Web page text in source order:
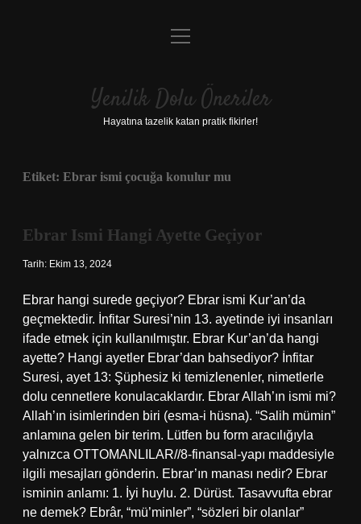
Anasayfa
Yasal Uyarı
menüyü
Yenilik Dolu Öneriler
Hayatına tazelik katan pratik fikirler!
Etiket: Ebrar ismi çocuğa konulur mu
Ebrar Ismi Hangi Ayette Geçiyor
Tarih: Ekim 13, 2024
Ebrar hangi surede geçiyor? Ebrar ismi Kur’an’da
geçmektedir. İnfitar Suresi’nin 13. ayetinde iyi insanları
ifade etmek için kullanılmıştır. Ebrar Kur’an’da hangi
ayette? Hangi ayetler Ebrar’dan bahsediyor? İnfitar
Suresi, ayet 13: Şüphesiz ki temizlenenler, nimetlerle
dolu cennetlere konulacaklardır. Ebrar Allah’ın ismi mi?
Allah’ın isimlerinden biri (esma-i hüsna). “Salih mümin”
anlamına gelen bir terim. Lütfen bu form aracılığıyla
yalnızca OTTOMANLILAR//8-finansal-yapı maddesiyle
ilgili mesajları gönderin. Ebrar’ın manası nedir? Ebrar
isminin anlamı: 1. İyi huylu. 2. Dürüst. Tasavvufta ebrar
ne demek? Ebrâr, “mü’minler”, “sözleri bir olanlar”